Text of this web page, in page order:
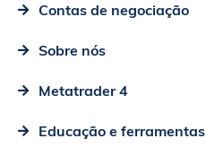
Contas de negociação
Sobre nós
Metatrader 4
Educação e ferramentas